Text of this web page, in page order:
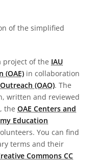
of the simplified
project of the IAU
(OAE) in collaboration
(OAO). The
written and reviewed
the OAE Centers and
Education
You can find
terms and their
Commons CC